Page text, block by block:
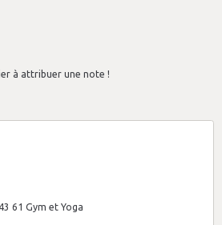
à attribuer une note !
61 Gym et Yoga